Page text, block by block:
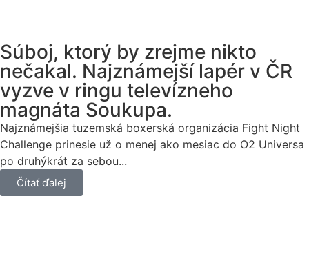
Súboj, ktorý by zrejme nikto
nečakal. Najznámejší lapér v ČR
vyzve v ringu televízneho
magnáta Soukupa.
Najznámejšia tuzemská boxerská organizácia Fight Night
Challenge prinesie už o menej ako mesiac do O2 Universa
po druhýkrát za sebou...
Čítať ďalej